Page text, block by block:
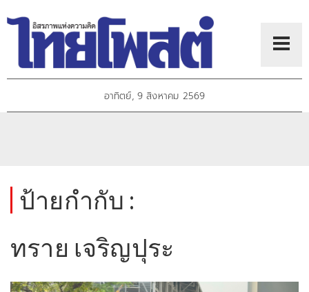
อาทิตย์, 9 สิงหาคม 2569
ป้ายกำกับ :
ทราย เจริญปุระ